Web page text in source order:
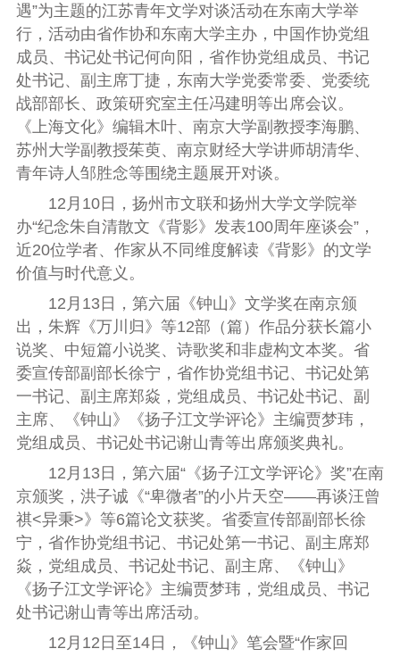
遇”为主题的江苏青年文学对谈活动在东南大学举
行，活动由省作协和东南大学主办，中国作协党组
成员、书记处书记何向阳，省作协党组成员、书记
处书记、副主席丁捷，东南大学党委常委、党委统
战部部长、政策研究室主任冯建明等出席会议。
《上海文化》编辑木叶、南京大学副教授李海鹏、
苏州大学副教授茱萸、南京财经大学讲师胡清华、
青年诗人邹胜念等围绕主题展开对谈。
12月10日，扬州市文联和扬州大学文学院举
办“纪念朱自清散文《背影》发表100周年座谈会”，
近20位学者、作家从不同维度解读《背影》的文学
价值与时代意义。
12月13日，第六届《钟山》文学奖在南京颁
出，朱辉《万川归》等12部（篇）作品分获长篇小
说奖、中短篇小说奖、诗歌奖和非虚构文本奖。省
委宣传部副部长徐宁，省作协党组书记、书记处第
一书记、副主席郑焱，党组成员、书记处书记、副
主席、《钟山》
《扬子江文学评论》 主编贾梦玮，
党组成员、书记处书记谢山青等出席颁奖典礼。
12月13日，第六届“《扬子江文学评论》奖”在南
京颁奖， 洪子诚《“卑微者”的小片天空——再谈汪曾
祺<异秉>》 等6篇论文获奖。省委宣传部副部长徐
宁，省作协党组书记、书记处第一书记、副主席郑
焱，党组成员、书记处书记、副主席、《钟山》
《扬子江文学评论》主编贾梦玮，党组成员、书记
处书记谢山青等出席活动。
12月12日至14日，《钟山》笔会暨“作家回